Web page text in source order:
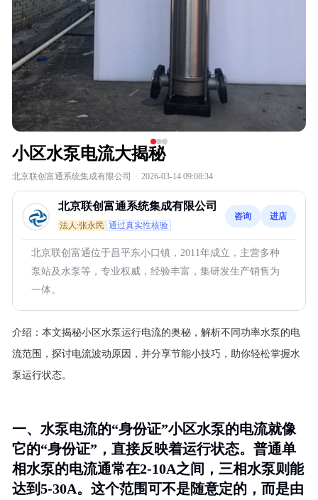
小区水泵电流大揭秘
北京联创富通系统集成有限公司 · 2026-03-14 09:08:34
北京联创富通系统集成有限公司
法人:张永民 通过真实性核验
咨询 进店
北京联创富通位于昌平东小口镇，2011年成立，主营多种
泵站及水泵等，专业权威，经验丰富，集研发生产销售为
一体。
介绍： 本文揭秘小区水泵运行电流的奥秘，解析不同功率水泵的电
流范围，探讨电流波动原因，并分享节能小技巧，助你轻松掌握水
泵运行状态。
一、水泵电流的“身份证”小区水泵的电流就像
它的“身份证”，直接反映着运行状态。普通单
相水泵的电流通常在2-10A之间，三相水泵则能
达到5-30A。这个范围可不是随意定的，而是由